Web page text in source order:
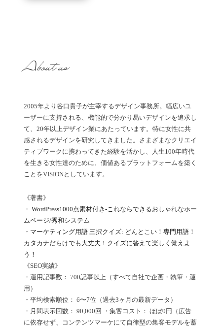
About us
2005年より谷口貴子が主宰するデザイン事務所。幅広いユ
ーザーに支持される、機能的で分かり易いデザインを追求し
て、20年以上デザイン業にあたっています。特に女性に共
感されるデザインを研究してきました。さまざまなクリエイ
ティブワークに携わってきた経験を活かし、人生100年時代
を生きる女性達のために、価値あるプラットフォームを築く
ことをVISIONとしています。
《著書》
・ WordPress1000点素材付き-これならできるおしゃれなホー
ムページ/秀和システム
・ マーケティング用語 三択クイズ: どんとこい！専門用語！
カタカナだらけでも大丈夫！クイズに答えて楽しく覚えよ
う！
《SEO実績》
・運用記事数： 700記事以上（すべて自社で企画・執筆・運
用）
・平均検索順位： 6〜7位（過去3ヶ月の最新データ）
・月間表示回数： 90,000回 ・集客コスト： ほぼ0円（広告
に依存せず、コンテンツマーケにて自律型の集客モデルを蓄